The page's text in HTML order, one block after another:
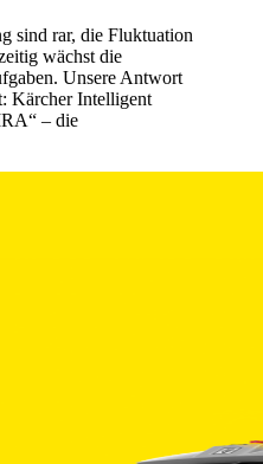
sind rar, die Fluktuation
wächst die
Unsere Antwort
Kärcher Intelligent
– die